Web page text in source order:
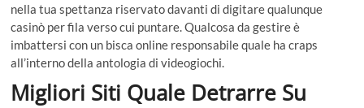
nella tua spettanza riservato davanti di digitare qualunque
casinò per fila verso cui puntare. Qualcosa da gestire è
imbattersi con un bisca online responsabile quale ha craps
all’interno della antologia di videogiochi.
Migliori Siti Quale Detrarre Su